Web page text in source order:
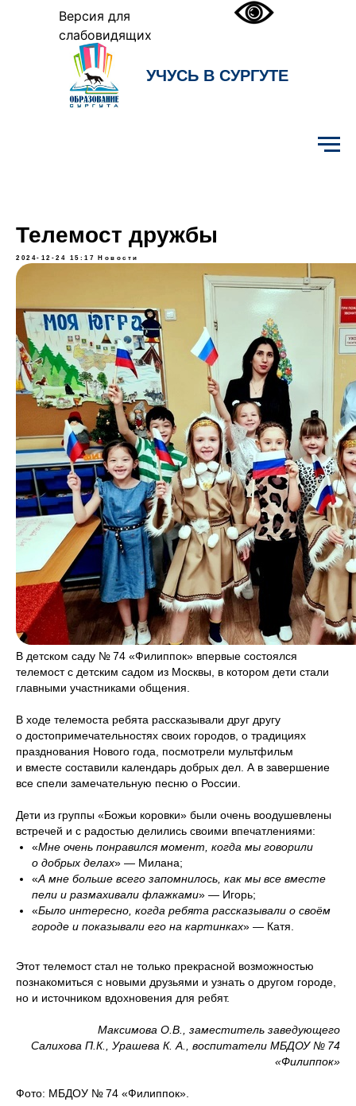
Версия для
слабовидящих
УЧУСЬ В СУРГУТЕ
Телемост дружбы
2024-12-24 15:17 Новости
В детском саду № 74 «Филиппок» впервые состоялся
телемост с детским садом из Москвы, в котором дети стали
главными участниками общения.
В ходе телемоста ребята рассказывали друг другу
о достопримечательностях своих городов, о традициях
празднования Нового года, посмотрели мультфильм
и вместе составили календарь добрых дел. А в завершение
все спели замечательную песню о России.
Дети из группы «Божьи коровки» были очень воодушевлены
встречей и с радостью делились своими впечатлениями:
«Мне очень понравился момент, когда мы говорили
о добрых делах» — Милана;
«А мне больше всего запомнилось, как мы все вместе
пели и размахивали флажками» — Игорь;
«Было интересно, когда ребята рассказывали о своём
городе и показывали его на картинках» — Катя.
Этот телемост стал не только прекрасной возможностью
познакомиться с новыми друзьями и узнать о другом городе,
но и источником вдохновения для ребят.
Максимова О.В., заместитель заведующего
Салихова П.К., Урашева К. А., воспитатели МБДОУ № 74
«Филиппок»
Фото: МБДОУ № 74 «Филиппок».